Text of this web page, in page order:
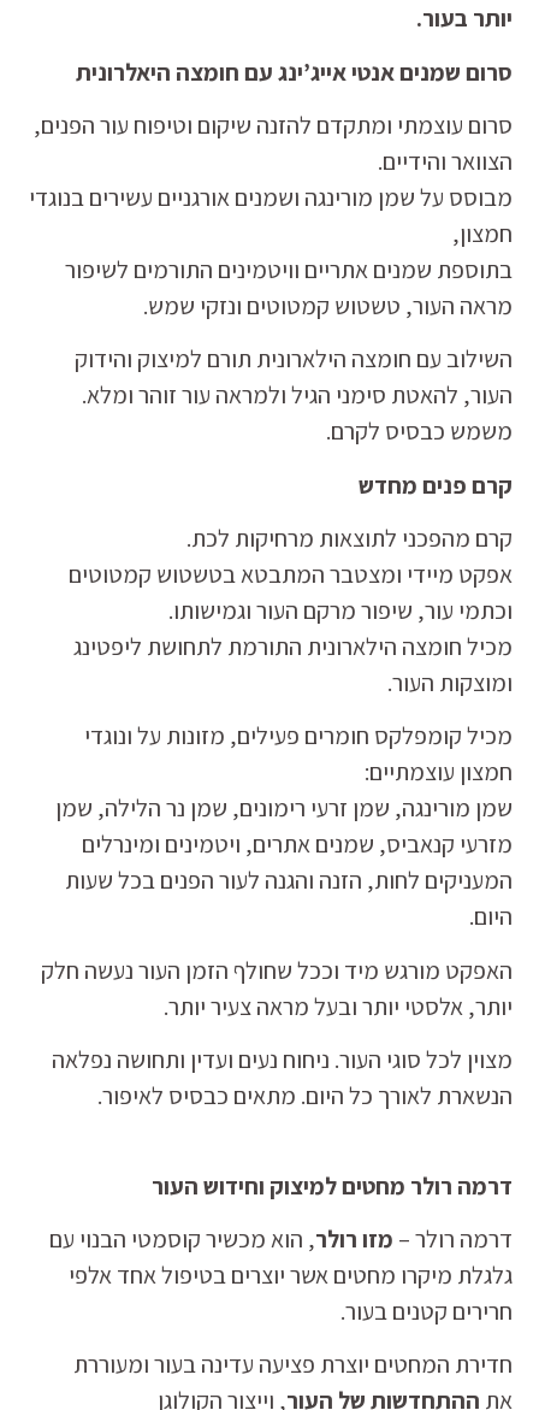
יותר בעור.
סרום שמנים אנטי אייג’ינג עם חומצה היאלרונית
סרום עוצמתי ומתקדם להזנה שיקום וטיפוח עור הפנים,
הצוואר והידיים.
מבוסס על שמן מורינגה ושמנים אורגניים עשירים בנוגדי
חמצון,
בתוספת שמנים אתריים וויטמינים התורמים לשיפור
מראה העור, טשטוש קמטוטים ונזקי שמש.
השילוב עם חומצה הילארונית תורם למיצוק והידוק
העור, להאטת סימני הגיל ולמראה עור זוהר ומלא.
משמש כבסיס לקרם.
קרם פנים מחדש
קרם מהפכני לתוצאות מרחיקות לכת.
אפקט מיידי ומצטבר המתבטא בטשטוש קמטוטים
וכתמי עור, שיפור מרקם העור וגמישותו.
מכיל חומצה הילארונית התורמת לתחושת ליפטינג
ומוצקות העור.
מכיל קומפלקס חומרים פעילים, מזונות על ונוגדי
חמצון עוצמתיים:
שמן מורינגה, שמן זרעי רימונים, שמן נר הלילה, שמן
מזרעי קנאביס, שמנים אתרים, ויטמינים ומינרלים
המעניקים לחות, הזנה והגנה לעור הפנים בכל שעות
היום.
האפקט מורגש מיד וככל שחולף הזמן העור נעשה חלק
יותר, אלסטי יותר ובעל מראה צעיר יותר.
מצוין לכל סוגי העור. ניחוח נעים ועדין ותחושה נפלאה
הנשארת לאורך כל היום. מתאים כבסיס לאיפור.
דרמה רולר מחטים למיצוק וחידוש העור
דרמה רולר – מזו רולר, הוא מכשיר קוסמטי הבנוי עם
גלגלת מיקרו מחטים אשר יוצרים בטיפול אחד אלפי
חרירים קטנים בעור.
חדירת המחטים יוצרת פציעה עדינה בעור ומעוררת
את ההתחדשות של העור, וייצור הקולוגן